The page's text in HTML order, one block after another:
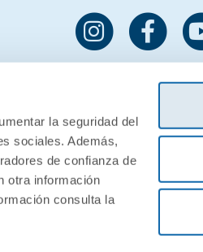
la seguridad del
sociales. Además,
de confianza de
otra información
consulta la